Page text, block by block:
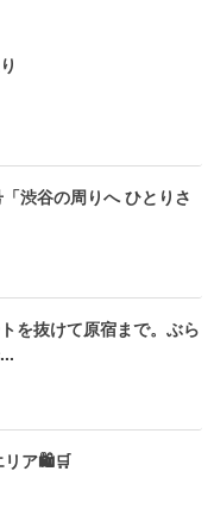
渋谷の周りへ ひとりさ
を抜けて原宿まで。ぶら
リア🛍🛒